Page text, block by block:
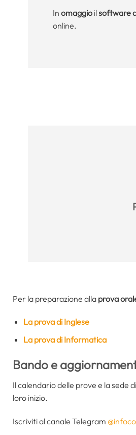
In omaggioilsoftware
online.
Per la preparazione alla prova
La prova di Inglese
La prova di Informatica
Bando e
Il calendario delle prove e la sede
loro inizio.
Iscriviti al canale Telegram